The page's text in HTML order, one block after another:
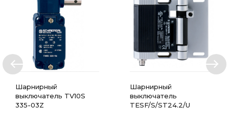
Шарнирный
выключатель TV10S
335-03Z
Шарнирный
выключатель
TESF/S/ST24.2/U